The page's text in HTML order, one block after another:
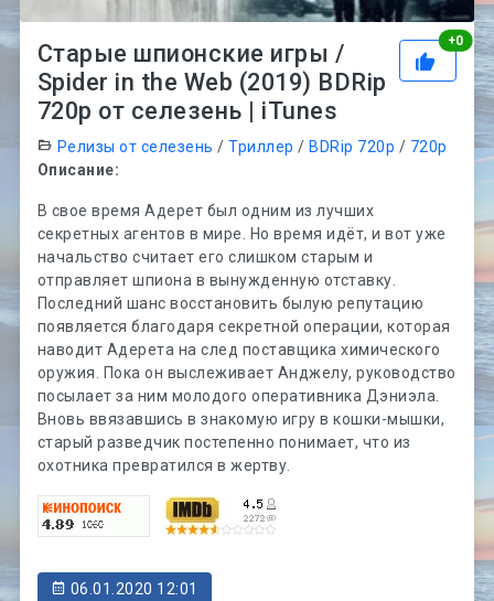
+0
Старые шпионские игры /
Spider in the Web (2019) BDRip
720p от селезень | iTunes
Релизы от селезень /Триллер / BDRip 720p / 720p
Описание:
В свое время Адерет был одним из лучших
секретных агентов в мире. Но время идёт, и вот уже
начальство считает его слишком старым и
отправляет шпиона в вынужденную отставку.
Последний шанс восстановить былую репутацию
появляется благодаря секретной операции, которая
наводит Адерета на след поставщика химического
оружия. Пока он выслеживает Анджелу, руководство
посылает за ним молодого оперативника Дэниэла.
Вновь ввязавшись в знакомую игру в кошки-мышки,
старый разведчик постепенно понимает, что из
охотника превратился в жертву.
06.01.2020 12:01